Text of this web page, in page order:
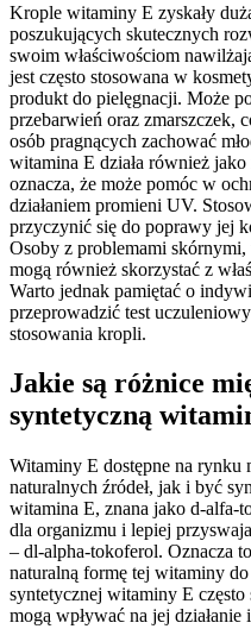
Krople witaminy E zyskały
poszukujących skutecznych
swoim właściwościom
jest często stosowana w
produkt do pielęgnacji. Może
przebarwień oraz zmarszczek,
osób pragnących zachować
witamina E działa również
oznacza, że może pomóc w
działaniem promieni UV.
przyczynić się do poprawy jej
Osoby z problemami
mogą również skorzystać z
Warto jednak pamiętać o
przeprowadzić test
stosowania kropli.
Jakie są różnice
syntetyczną
Witaminy E dostępne na rynku
naturalnych źródeł, jak i być
witamina E, znana jako d-alfa-
dla organizmu i lepiej
– dl-alpha-tokoferol. Oznacza
naturalną formę tej witaminy
syntetycznej witaminy E
mogą wpływać na jej